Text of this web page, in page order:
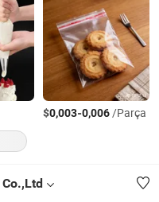
$0,003-0,006/Parça